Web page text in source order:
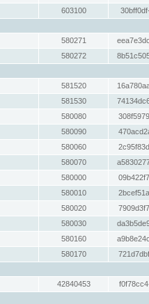
603100
580271
580272
581520
581530
580080
580090
580060
580070
580000
580010
580020
580030
580160
580170
42840453